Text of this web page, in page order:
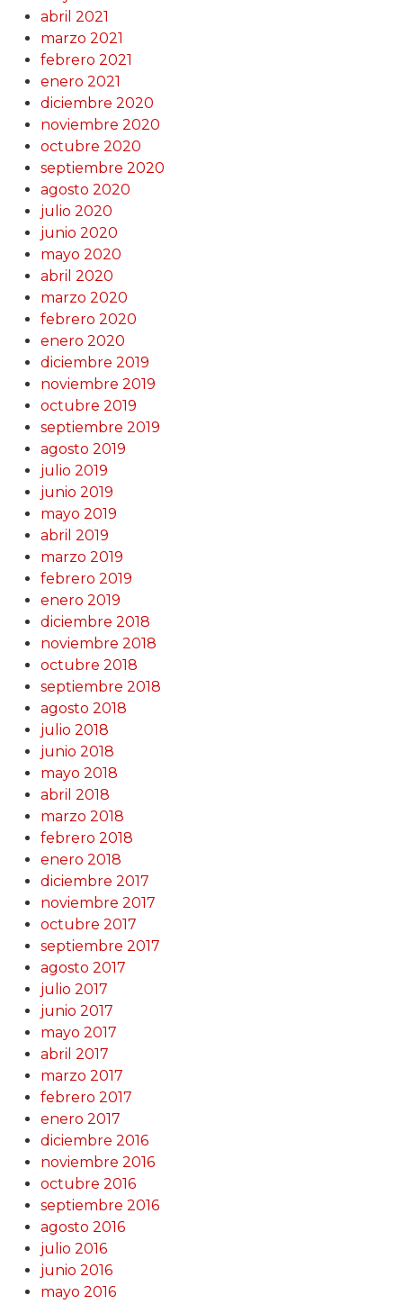
abril 2021
marzo 2021
febrero 2021
enero 2021
diciembre 2020
noviembre 2020
octubre 2020
septiembre 2020
agosto 2020
julio 2020
junio 2020
mayo 2020
abril 2020
marzo 2020
febrero 2020
enero 2020
diciembre 2019
noviembre 2019
octubre 2019
septiembre 2019
agosto 2019
julio 2019
junio 2019
mayo 2019
abril 2019
marzo 2019
febrero 2019
enero 2019
diciembre 2018
noviembre 2018
octubre 2018
septiembre 2018
agosto 2018
julio 2018
junio 2018
mayo 2018
abril 2018
marzo 2018
febrero 2018
enero 2018
diciembre 2017
noviembre 2017
octubre 2017
septiembre 2017
agosto 2017
julio 2017
junio 2017
mayo 2017
abril 2017
marzo 2017
febrero 2017
enero 2017
diciembre 2016
noviembre 2016
octubre 2016
septiembre 2016
agosto 2016
julio 2016
junio 2016
mayo 2016